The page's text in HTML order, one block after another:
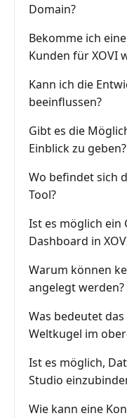
Domain?
Bekomme ich
Kunden für XOVI
Kann ich die
beeinflussen?
Gibt es die
Einblick zu geben?
Wo befindet sich
Tool?
Ist es möglich ein
Dashboard in
Warum können
angelegt werden?
Was bedeutet
Weltkugel im
Ist es möglich,
Studio
Wie kann eine